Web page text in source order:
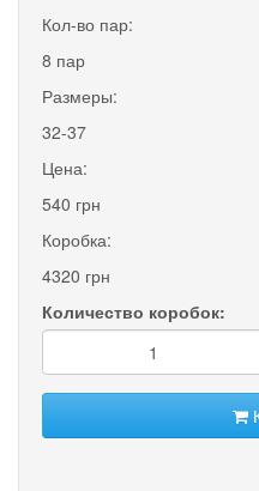
Кол-во пар:
8 пар
Размеры:
32-37
Цена:
540 грн
Коробка:
4320 грн
Количество коробок: